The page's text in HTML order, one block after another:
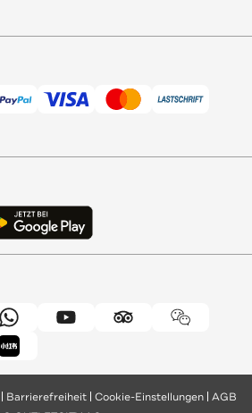
Barrierefreiheit Cookie-Einstellungen AGB